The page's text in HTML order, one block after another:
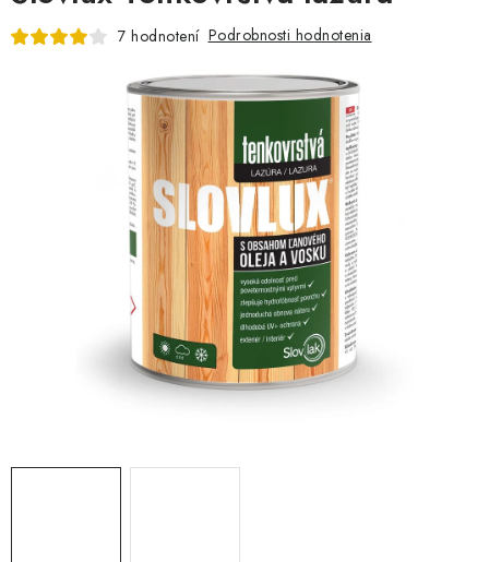
OBCHODNÉ PODMIENKY
HODNOTENIE OBCHODU
MIEŠANIE FARIEB
Moja objednávka
Vrátenie a odstúpenie od zmluvy
7 hodnotení Podrobnosti hodnotenia